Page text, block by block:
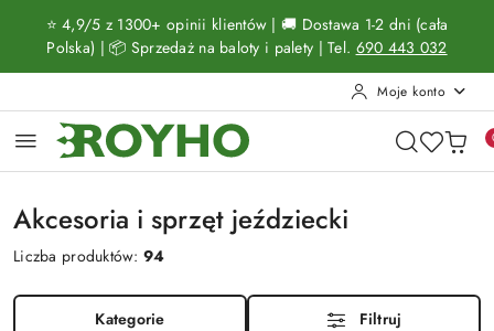
Przejdź do treści głównej
Przejdź do wyszukiwarki
Przejdź do moje konto
Przejdź do menu głównego
Przejdź do stopki
⭐ 4,9/5 z 1300+ opinii klientów | 🚚 Dostawa 1-2 dni (cała
Polska) | 📦 Sprzedaż na baloty i palety | Tel. 690 443 032
Moje konto
Akcesoria i sprzęt jeździecki
Liczba produktów:94
Kategorie Filtruj